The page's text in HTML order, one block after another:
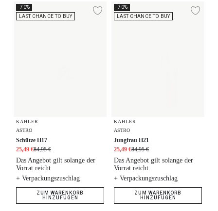
Schütze H17
-70%
LAST CHANCE TO BUY
Zur Wunschliste
KÄHLER
ASTRO
Schütze H17
25,49 €84,95 €
+ Verpackungszuschlag
Das Angebot gilt solange der
Vorrat reicht
ZUM WARENKORB
HINZUFÜGEN
Jungfrau H21
-70%
LAST CHANCE TO BUY
KÄHLER
ASTRO
Jungfrau H21
25,49 €84,95 €
+ Verpackungszuschlag
Das Angebot gilt solange der
Vorrat reicht
ZUM WARENKORB
HINZUFÜGEN